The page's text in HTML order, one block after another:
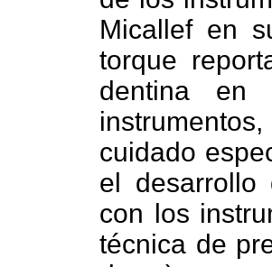
Micallef en
torque
dentina en
cuidado
el desarrollo
con los
técnica de